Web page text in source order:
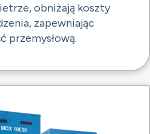
obniżają koszty
zapewniając
przemysłową.